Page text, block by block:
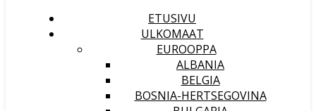
ETUSIVU
ULKOMAAT
EUROOPPA
ALBANIA
BELGIA
BOSNIA-HERTSEGOVINA